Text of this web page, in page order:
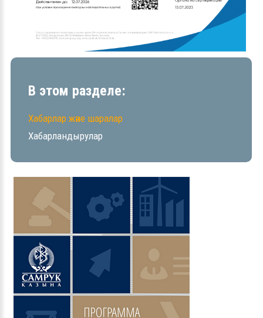
В этом разделе:
Хабарлар және шаралар
Хабарландырулар